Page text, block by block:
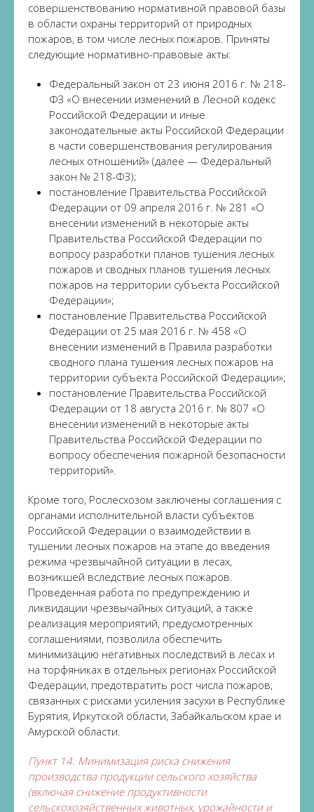
совершенствованию нормативной правовой базы
в области охраны территорий от природных
пожаров, в том числе лесных пожаров. Приняты
следующие нормативно-правовые акты:
Федеральный закон от 23 июня 2016 г. № 218-
ФЗ «О внесении изменений в Лесной кодекс
Российской Федерации и иные
законодательные акты Российской Федерации
в части совершенствования регулирования
лесных отношений» (далее — Федеральный
закон № 218-ФЗ);
постановление Правительства Российской
Федерации от 09 апреля 2016 г. № 281 «О
внесении изменений в некоторые акты
Правительства Российской Федерации по
вопросу разработки планов тушения лесных
пожаров и сводных планов тушения лесных
пожаров на территории субъекта Российской
Федерации»;
постановление Правительства Российской
Федерации от 25 мая 2016 г. № 458 «О
внесении изменений в Правила разработки
сводного плана тушения лесных пожаров на
территории субъекта Российской Федерации»;
постановление Правительства Российской
Федерации от 18 августа 2016 г. № 807 «О
внесении изменений в некоторые акты
Правительства Российской Федерации по
вопросу обеспечения пожарной безопасности
территорий».
Кроме того, Рослесхозом заключены соглашения с
органами исполнительной власти субъектов
Российской Федерации о взаимодействии в
тушении лесных пожаров на этапе до введения
режима чрезвычайной ситуации в лесах,
возникшей вследствие лесных пожаров.
Проведенная работа по предупреждению и
ликвидации чрезвычайных ситуаций, а также
реализация мероприятий, предусмотренных
соглашениями, позволила обеспечить
минимизацию негативных последствий в лесах и
на торфяниках в отдельных регионах Российской
Федерации, предотвратить рост числа пожаров,
связанных с рисками усиления засухи в Республике
Бурятия, Иркутской области, Забайкальском крае и
Амурской области.
Пункт 14. Минимизация риска снижения
производства продукции сельского хозяйства
(включая снижение продуктивности
сельскохозяйственных животных, урожайности и